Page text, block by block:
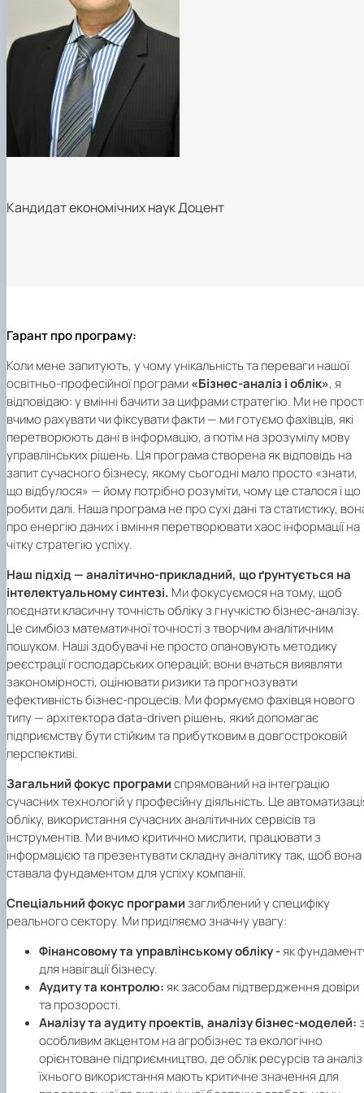
Кандидат економічних наук Доцент
Гарант про програму:
Коли мене запитують, у чому унікальність та переваги нашої
освітньо-професійної програми«Бізнес-аналіз і облік», я
відповідаю: у вмінні бачити за цифрами стратегію. Ми не
вчимо рахувати чи фіксувати факти — ми готуємо фахівців, які
перетворюють дані в інформацію, а потім на зрозумілу мову
управлінських рішень. Ця програма створена як відповідь на
запит сучасного бізнесу, якому сьогодні мало просто «знати,
що відбулося» — йому потрібно розуміти, чому це сталося і що
робити далі. Наша програма не про сухі дані та статистику,
про енергію даних і вміння перетворювати хаос інформації на
чітку стратегію успіху.
Наш підхід — аналітично-прикладний, що ґрунтується на
інтелектуальному синтезі. Ми фокусуємося на тому, щоб
поєднати класичну точність обліку з гнучкістю бізнес-аналізу.
Це симбіоз математичної точності з творчим аналітичним
пошуком. Наші здобувачі не просто опановують методику
реєстрації господарських операцій; вони вчаться виявляти
закономірності, оцінювати ризики та прогнозувати
ефективність бізнес-процесів. Ми формуємо фахівця нового
типу — архітектораdata-driven рішень, який допомагає
підприємству бути стійким та прибутковим в довгостроковій
перспективі.
Загальний фокус програмиспрямований на інтеграцію
сучасних технологій у професійну діяльність. Це
обліку, використання сучасних аналітичних сервісів та
інструментів. Ми вчимо критично мислити, працювати з
інформацією та презентувати складну аналітику так, щоб вона
ставала фундаментом для успіху компанії.
Спеціальний фокус програмизаглиблений у специфіку
реального сектору. Ми приділяємо значну увагу:
Фінансовому та управлінському обліку -як
для навігації бізнесу.
Аудиту та контролю:як засобам підтвердження довіри
та прозорості.
Аналізу та аудиту проектів, аналізу бізнес-моделей:
особливим акцентом на агробізнес та екологічно
орієнтоване підприємництво, де облік ресурсів та аналіз
їхнього використання мають критичне значення для